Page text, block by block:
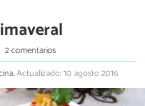
2 comentarios
Actualizado: 10 agosto 2016